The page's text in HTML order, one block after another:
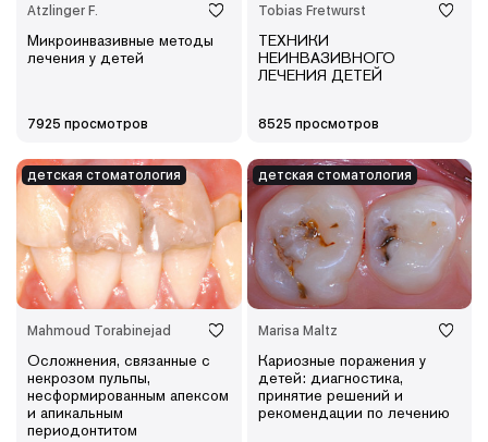
Atzlinger F.
Микроинвазивные методы
лечения у детей
7925 просмотров
Tobias Fretwurst
ТЕХНИКИ
НЕИНВАЗИВНОГО
ЛЕЧЕНИЯ ДЕТЕЙ
8525 просмотров
детская cтоматология
Mahmoud Torabinejad
Осложнения, связанные с
некрозом пульпы,
несформированным апексом
и апикальным
периодонтитом
детская cтоматология
Marisa Maltz
Кариозные поражения у
детей: диагностика,
принятие решений и
рекомендации по лечению